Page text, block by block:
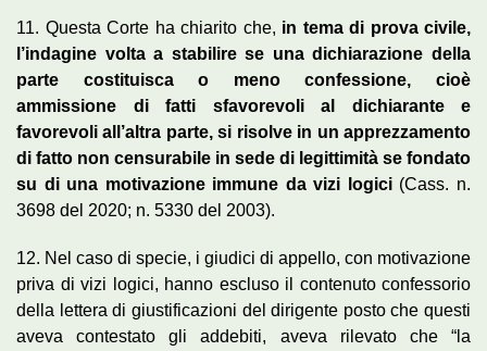
11. Questa Corte ha chiarito che, in tema di prova civile,
l’indagine volta a stabilire se una dichiarazione della
parte costituisca o meno confessione, cioè
ammissione di fatti sfavorevoli al dichiarante e
favorevoli all’altra parte, si risolve in un apprezzamento
di fatto non censurabile in sede di legittimità se fondato
su di una motivazione immune da vizi logici(Cass. n.
3698 del 2020; n. 5330 del 2003).
12. Nel caso di specie, i giudici di appello, con motivazione
priva di vizi logici, hanno escluso il contenuto confessorio
della lettera di giustificazioni del dirigente posto che questi
aveva contestato gli addebiti, aveva rilevato che “la